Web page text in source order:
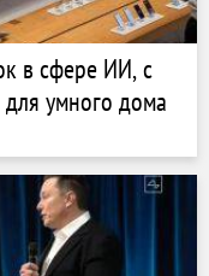
в сфере ИИ, с
умного дома